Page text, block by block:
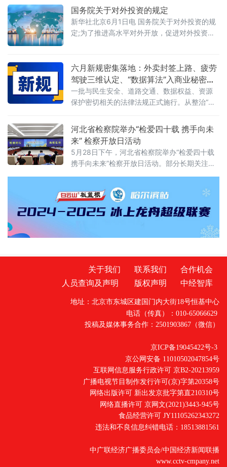
重要评估参数可以随意调整、评估依据可以凭
空缺失——这张资本市场“看门人”的名片，还剩
下几分信度？上述场景并非危言耸听。近日，
财政部公布的2025年度资产评估行业联合检查
评估机构、12名
国务院关于对外投资的规定
新华社北京6月1日电 国务院关于对外投资的规
定;为了推进高水平对外开放，促进对外投资高
全、发展利益，根据《中华人民共和国对外关
系法》、《中华人民共和国对外贸易法》等法
律，制定本规定。第二条&emsp;中华人民共和
国境内（以下简称中国境内）投资者对外投
六月新规密集落地：外卖封签上路、疲劳
驾驶三维认定、“数据算法”入商业秘密保
护范围
一批与民生安全、道路交通、数据权益、资源
保护密切相关的法律法规正式施行。从整治“幽
维判定到“开门杀”责任明确，从商业秘密保护扩
围到城乡供水统筹管理——多项新规聚焦社会
关切，织密权益保障网，守护公众日常生活。
网络餐饮全链条严管：外卖必须“封口”，商家必
须“亮证”《网络餐饮服务经营者落实食品安全主
河北省检察院举办“检爱四十载 携手向未
来” 检察开放日活动
5月28日下午，河北省检察院举办“检爱四十载
携手向未来”检察开放日活动。部分长期关注未
政协委员、人民监督员以及石家庄市第二中学
师生、家长代表等50余人应邀走进省检察院，
直观了解检察工作，共同交流未成年人保护举
措。省检察院党组成员、副检察长任国强参加
开放日活动，并主持座谈交流会。据介绍，近
关于我们 联系我们
合作机会
人员查询及声明
版权声明 中经智库
地址：北京市东城区建国门内大街18号恒基中心
电话（传真）：010-65066629
投稿及媒体事务合作：2501903867（微信）
京ICP备19045422号-3
京公网安备 11010502047854号
互联网信息服务行政许可 京B2-20213959
广播电视节目制作发行许可(京)字第20358号
网络出版许可 新出发京批字第直210310号
网络直播许可 京网文(2021)3443-945号
食品经营许可 JY11105262343272
违法和不良信息纠错电话：18513881561
中广联经济广播委员会/中国经济新闻联播
www.cctv-cmpany.net